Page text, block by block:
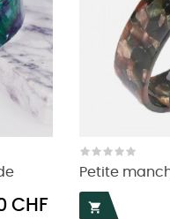
CHF
Petite
